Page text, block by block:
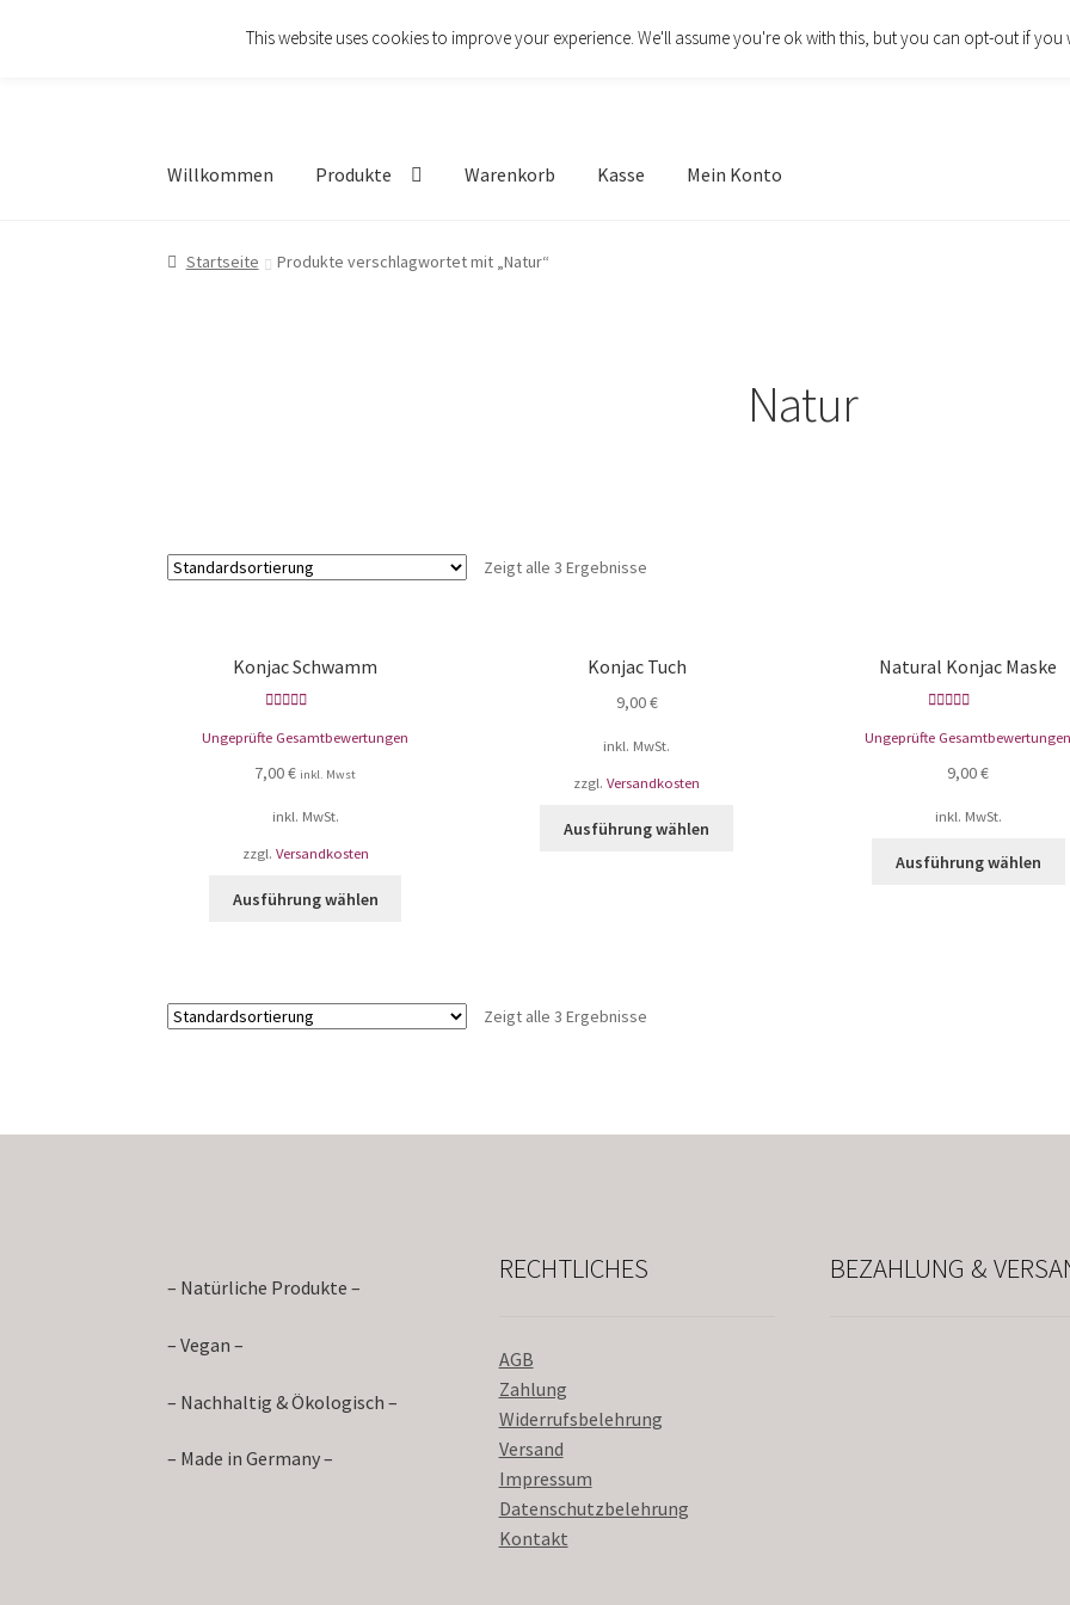
Willkommen Produkte Warenkorb Kasse Mein Konto
Startseite Produkte verschlagwortet mit „Natur“
Natur
Zeigt alle 3 Ergebnisse
Konjac Schwamm
5.00von 5
Ungeprüfte Gesamtbewertungen
7,00€ inkl. Mwst
inkl. MwSt.
zzgl. Versandkosten
Ausführung wählen
Konjac Tuch
9,00€
inkl. MwSt.
zzgl.Versandkosten
Ausführung wählen
Natural Konjac Maske
5.00von 5
Ungeprüfte Gesamtbewertungen
9,00€
inkl. MwSt.
Ausführung wählen
Zeigt alle 3 Ergebnisse
– Natürliche Produkte –
– Vegan –
– Nachhaltig & Ökologisch –
– Made in Germany –
RECHTLICHES
AGB
Zahlung
Widerrufsbelehrung
Versand
Impressum
Datenschutzbelehrung
Kontakt
BEZAHLUNG &
This website uses cookies to improve your experience. We'll assume you're ok with this, but you can opt-out if you